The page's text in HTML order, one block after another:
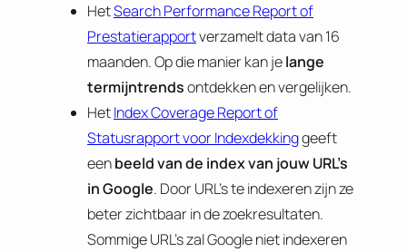
HetSearch Performance Report of
Prestatierapportverzamelt data van 16
maanden. Op die manier kan jelange
termijntrendsontdekken en vergelijken.
HetIndex Coverage Report of
Statusrapport voor Indexdekkinggeeft
eenbeeld van de index van jouw URL’s
in Google. Door URL’s te indexeren zijn ze
beter zichtbaar in de zoekresultaten.
Sommige URL’s zal Google niet indexeren